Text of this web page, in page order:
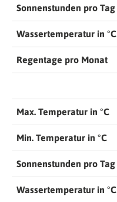
Sonnenstunden pro Tag
Wassertemperatur in °C
Regentage pro Monat
Max. Temperatur in °C
Min. Temperatur in °C
Sonnenstunden pro Tag
Wassertemperatur in °C